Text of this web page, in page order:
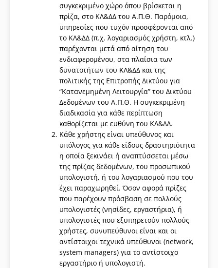
συγκεκριμένο χώρο όπου βρίσκεται η
πρίζα, στο ΚΛ&ΔΔ του Α.Π.Θ. Παρόμοια,
υπηρεσίες που τυχόν προσφέρονται από
το ΚΛ&ΔΔ (π.χ. λογαριασμός χρήστη, κτλ.)
παρέχονται μετά από αίτηση του
ενδιαφερομένου, στα πλαίσια των
δυνατοτήτων του ΚΛ&ΔΔ και της
πολιτικής της Επιτροπής Δικτύου για
“Κατανεμημένη Λειτουργία” του Δικτύου
Δεδομένων του Α.Π.Θ. Η συγκεκριμένη
διαδικασία για κάθε περίπτωση
καθορίζεται με ευθύνη του ΚΛ&ΔΔ.
Κάθε χρήστης είναι υπεύθυνος και
υπόλογος για κάθε είδους δραστηριότητα
η οποία ξεκινάει ή αναπτύσσεται μέσω
της πρίζας δεδομένων, του προσωπικού
υπολογιστή, ή του λογαριασμού που του
έχει παραχωρηθεί. Όσον αφορά πρίζες
που παρέχουν πρόσβαση σε πολλούς
υπολογιστές (νησίδες, εργαστήρια), ή
υπολογιστές που εξυπηρετούν πολλούς
χρήστες, συνυπεύθυνοι είναι και οι
αντίστοιχοι τεχνικά υπεύθυνοι (network,
system managers) για το αντίστοιχο
εργαστήριο ή υπολογιστή.